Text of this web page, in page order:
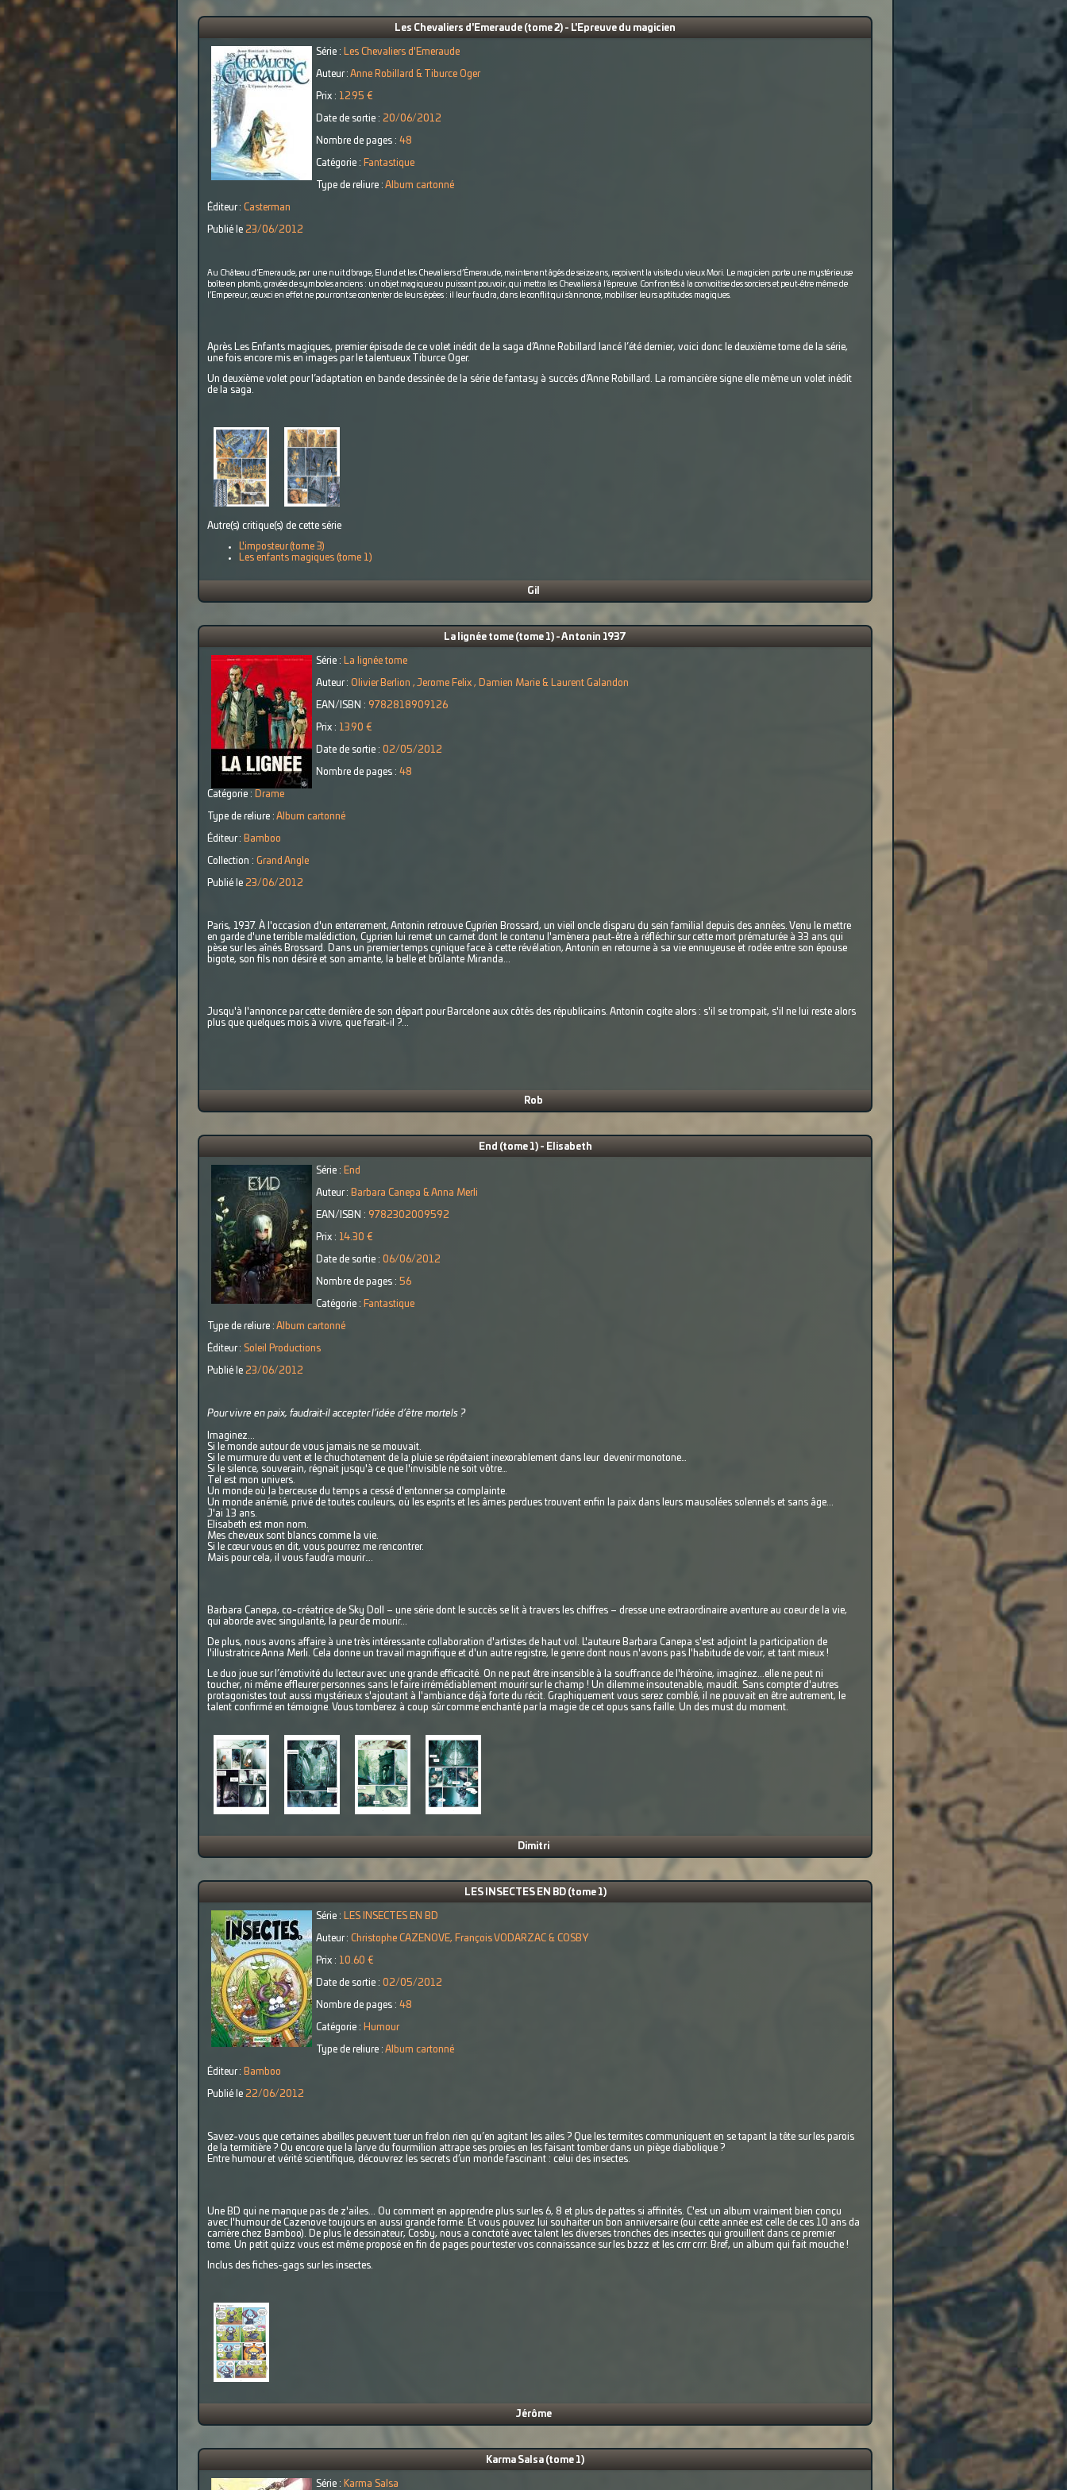
Les Chevaliers d'Emeraude (tome 2) - L'Epreuve du magicien
Série : Les Chevaliers d'Emeraude
Auteur : Anne Robillard & Tiburce Oger
Prix : 12.95 €
Date de sortie : 20/06/2012
Nombre de pages : 48
Catégorie : Fantastique
Type de reliure : Album cartonné
Éditeur : Casterman
Publié le 23/06/2012
Au Château d’Emeraude, par une nuit d’orage, Elund et les Chevaliers d’Émeraude, maintenant âgés de seize ans, reçoivent la visite du vieux Mori. Le magicien porte une mystérieuse
boîte en plomb, gravée de symboles anciens : un objet magique au puissant pouvoir, qui mettra les Chevaliers à l’épreuve. Confrontés à la convoitise des sorciers et peut-être même de
l’Empereur, ceuxci en effet ne pourront se contenter de leurs épées : il leur faudra, dans le conflit qui s’annonce, mobiliser leurs aptitudes magiques.
Après Les Enfants magiques, premier épisode de ce volet inédit de la saga d’Anne Robillard lancé l’été dernier, voici donc le deuxième tome de la série,
une fois encore mis en images par le talentueux Tiburce Oger.
Un deuxième volet pour l’adaptation en bande dessinée de la série de fantasy à succès d’Anne Robillard. La romancière signe elle même un volet inédit
de la saga.
Autre(s) critique(s) de cette série
L'imposteur (tome 3)
Les enfants magiques (tome 1)
Gil
La lignée tome (tome 1) - Antonin 1937
Série : La lignée tome
Auteur : Olivier Berlion , Jerome Felix , Damien Marie & Laurent Galandon
EAN/ISBN : 9782818909126
Prix : 13.90 €
Date de sortie : 02/05/2012
Nombre de pages : 48
Catégorie : Drame
Type de reliure : Album cartonné
Éditeur : Bamboo
Collection : Grand Angle
Publié le 23/06/2012
Paris, 1937. À l'occasion d'un enterrement, Antonin retrouve Cyprien Brossard, un vieil oncle disparu du sein familial depuis des années. Venu le mettre
en garde d'une terrible malédiction, Cyprien lui remet un carnet dont le contenu l'amènera peut-être à réfléchir sur cette mort prématurée à 33 ans qui
pèse sur les aînés Brossard. Dans un premier temps cynique face à cette révélation, Antonin en retourne à sa vie ennuyeuse et rodée entre son épouse
bigote, son fils non désiré et son amante, la belle et brûlante Miranda...
Jusqu'à l'annonce par cette dernière de son départ pour Barcelone aux côtés des républicains. Antonin cogite alors : s'il se trompait, s'il ne lui reste alors
plus que quelques mois à vivre, que ferait-il ?...
Rob
End (tome 1) - Elisabeth
Série : End
Auteur : Barbara Canepa & Anna Merli
EAN/ISBN : 9782302009592
Prix : 14.30 €
Date de sortie : 06/06/2012
Nombre de pages : 56
Catégorie : Fantastique
Type de reliure : Album cartonné
Éditeur : Soleil Productions
Publié le 23/06/2012
Pour vivre en paix, faudrait-il accepter l’idée d’être mortels ?
Imaginez...
Si le monde autour de vous jamais ne se mouvait.
Si le murmure du vent et le chuchotement de la pluie se répétaient inexorablement dans leur devenir monotone…
Si le silence, souverain, régnait jusqu'à ce que l'invisible ne soit vôtre…
Tel est mon univers.
Un monde où la berceuse du temps a cessé d'entonner sa complainte.
Un monde anémié, privé de toutes couleurs, où les esprits et les âmes perdues trouvent enfin la paix dans leurs mausolées solennels et sans âge...
J'ai 13 ans.
Elisabeth est mon nom.
Mes cheveux sont blancs comme la vie.
Si le cœur vous en dit, vous pourrez me rencontrer.
Mais pour cela, il vous faudra mourir….
Barbara Canepa, co-créatrice de Sky Doll – une série dont le succès se lit à travers les chiffres – dresse une extraordinaire aventure au coeur de la vie,
qui aborde avec singularité, la peur de mourir...
De plus, nous avons affaire à une très intéressante collaboration d'artistes de haut vol. L'auteure Barbara Canepa s'est adjoint la participation de
l'illustratrice Anna Merli. Cela donne un travail magnifique et d'un autre registre, le genre dont nous n'avons pas l'habitude de voir, et tant mieux !
Le duo joue sur l’émotivité du lecteur avec une grande efficacité. On ne peut être insensible à la souffrance de l'héroïne, imaginez...elle ne peut ni
toucher, ni même effleurer personnes sans le faire irrémédiablement mourir sur le champ ! Un dilemme insoutenable, maudit. Sans compter d'autres
protagonistes tout aussi mystérieux s'ajoutant à l'ambiance déjà forte du récit. Graphiquement vous serez comblé, il ne pouvait en être autrement, le
talent confirmé en témoigne. Vous tomberez à coup sûr comme enchanté par la magie de cet opus sans faille. Un des must du moment.
Dimitri
LES INSECTES EN BD (tome 1)
Série : LES INSECTES EN BD
Auteur : Christophe CAZENOVE, François VODARZAC & COSBY
Prix : 10.60 €
Date de sortie : 02/05/2012
Nombre de pages : 48
Catégorie : Humour
Type de reliure : Album cartonné
Éditeur : Bamboo
Publié le 22/06/2012
Savez-vous que certaines abeilles peuvent tuer un frelon rien qu’en agitant les ailes ? Que les termites communiquent en se tapant la tête sur les parois
de la termitière ? Ou encore que la larve du fourmilion attrape ses proies en les faisant tomber dans un piège diabolique ?
Entre humour et vérité scientifique, découvrez les secrets d’un monde fascinant : celui des insectes.
Une BD qui ne manque pas de z'ailes... Ou comment en apprendre plus sur les 6, 8 et plus de pattes si affinités. C'est un album vraiment bien conçu
avec l'humour de Cazenove toujours en aussi grande forme. Et vous pouvez lui souhaiter un bon anniversaire (oui cette année est celle de ces 10 ans da
carrière chez Bamboo). De plus le dessinateur, Cosby, nous a conctoté avec talent les diverses tronches des insectes qui grouillent dans ce premier
tome. Un petit quizz vous est même proposé en fin de pages pour tester vos connaissance sur les bzzz et les crrr crrr. Bref, un album qui fait mouche !
Inclus des fiches-gags sur les insectes.
Jérôme
Karma Salsa (tome 1)
Série : Karma Salsa